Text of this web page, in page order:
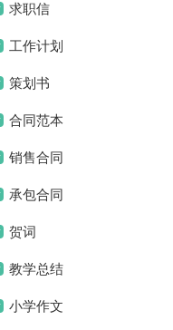
求职信
工作计划
策划书
合同范本
销售合同
承包合同
贺词
教学总结
小学作文